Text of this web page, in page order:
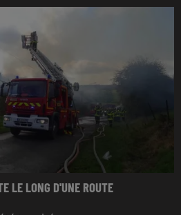
LE LONG D'UNE ROUTE